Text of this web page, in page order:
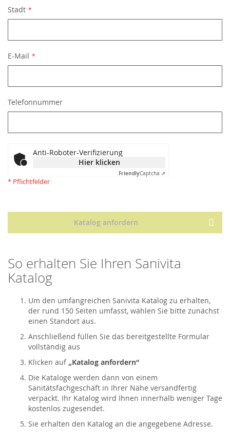
Stadt
E-Mail
Telefonnummer
Anti-Roboter-Verifizierung
Hier klicken
FriendlyCaptcha ⇗
* Pflichtfelder
Katalog anfordern
So erhalten Sie Ihren Sanivita
Katalog
Um den umfangreichen Sanivita Katalog zu erhalten,
der rund 150 Seiten umfasst, wählen Sie bitte zunächst
einen Standort aus.
Anschließend füllen Sie das bereitgestellte Formular
vollständig aus
Klicken auf „Katalog anfordern“
Die Kataloge werden dann von einem
Sanitätsfachgeschäft in Ihrer Nähe versandfertig
verpackt. Ihr Katalog wird Ihnen innerhalb weniger Tage
kostenlos zugesendet.
Sie erhalten den Katalog an die angegebene Adresse.